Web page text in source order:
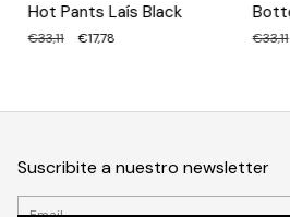
Hot Pants Laís Black
€33,11 €17,78 €33,11
Suscribite a nuestro newsletter